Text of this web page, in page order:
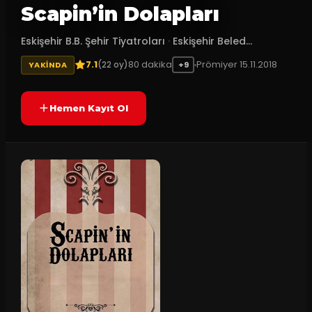
Scapin’in Dolapları
Eskişehir B.B. Şehir Tiyatroları · Eskişehir Beled...
YAKINDA 7.1(22 oy)80 dakika +9 Prömiyer15.11.2018
Hemen Kayıt Ol